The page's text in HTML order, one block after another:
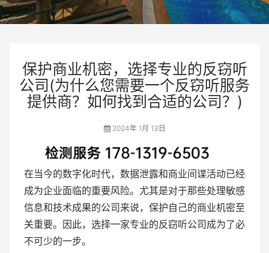
保护商业机密，选择专业的反窃听
公司(为什么您需要一个反窃听服务
提供商？如何找到合适的公司？)
2024年 1月 13日
在当今的数字化时代，数据泄露和商业间谍活动已经
成为企业面临的重要风险。尤其是对于那些处理敏感
信息和技术成果的公司来说，保护自己的商业机密至
关重要。因此，选择一家专业的反窃听公司成为了必
不可少的一步。